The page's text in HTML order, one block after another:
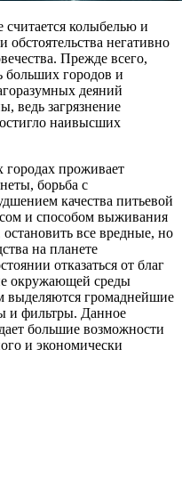
колыбелью и
негативно
Прежде всего,
больших городов и
деяний
ведь загрязнение
наивысших
проживает
борьба с
качества питьевой
и способом выживания
все вредные, но
на планете
отказаться от благ
окружающей среды
выделяются громаднейшие
и фильтры. Данное
большие возможности
и экономически